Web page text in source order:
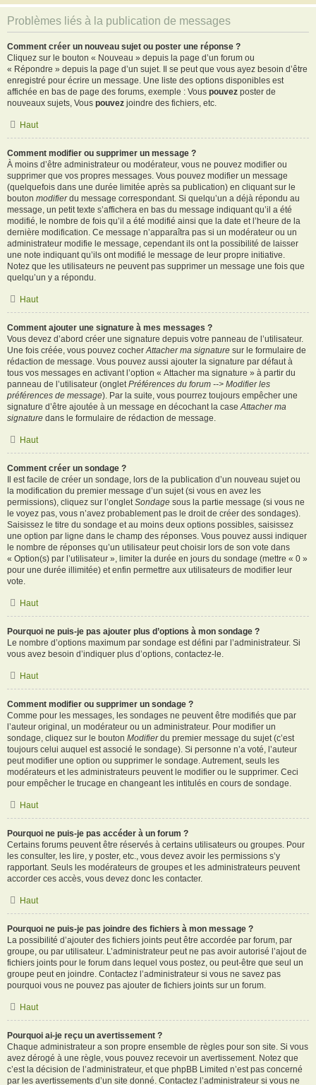
Problèmes liés à la publication de messages
Comment créer un nouveau sujet ou poster une réponse ?
Cliquez sur le bouton « Nouveau » depuis la page d’un forum ou
« Répondre » depuis la page d’un sujet. Il se peut que vous ayez besoin d’être
enregistré pour écrire un message. Une liste des options disponibles est
affichée en bas de page des forums, exemple : Vous pouvez poster de
nouveaux sujets, Vous pouvez joindre des fichiers, etc.
Haut
Comment modifier ou supprimer un message ?
À moins d’être administrateur ou modérateur, vous ne pouvez modifier ou
supprimer que vos propres messages. Vous pouvez modifier un message
(quelquefois dans une durée limitée après sa publication) en cliquant sur le
bouton modifierdu message correspondant. Si quelqu’un a déjà répondu au
message, un petit texte s’affichera en bas du message indiquant qu’il a été
modifié, le nombre de fois qu’il a été modifié ainsi que la date et l’heure de la
dernière modification. Ce message n’apparaîtra pas si un modérateur ou un
administrateur modifie le message, cependant ils ont la possibilité de laisser
une note indiquant qu’ils ont modifié le message de leur propre initiative.
Notez que les utilisateurs ne peuvent pas supprimer un message une fois que
quelqu’un y a répondu.
Haut
Comment ajouter une signature à mes messages ?
Vous devez d’abord créer une signature depuis votre panneau de l’utilisateur.
Une fois créée, vous pouvez cocherAttacher ma signature sur le formulaire de
rédaction de message. Vous pouvez aussi ajouter la signature par défaut à
tous vos messages en activant l’option « Attacher ma signature » à partir du
panneau de l’utilisateur (ongletPréférences du forum --> Modifier les
préférences de message). Par la suite, vous pourrez toujours empêcher une
signature d’être ajoutée à un message en décochant la caseAttacher ma
signature dans le formulaire de rédaction de message.
Haut
Comment créer un sondage ?
Il est facile de créer un sondage, lors de la publication d’un nouveau sujet ou
la modification du premier message d’un sujet (si vous en avez les
permissions), cliquez sur l’ongletSondage sous la partie message (si vous ne
le voyez pas, vous n’avez probablement pas le droit de créer des sondages).
Saisissez le titre du sondage et au moins deux options possibles, saisissez
une option par ligne dans le champ des réponses. Vous pouvez aussi indiquer
le nombre de réponses qu’un utilisateur peut choisir lors de son vote dans
« Option(s) par l’utilisateur », limiter la durée en jours du sondage (mettre « 0 »
pour une durée illimitée) et enfin permettre aux utilisateurs de modifier leur
vote.
Haut
Pourquoi ne puis-je pas ajouter plus d’options à mon sondage ?
Le nombre d’options maximum par sondage est défini par l’administrateur. Si
vous avez besoin d’indiquer plus d’options, contactez-le.
Haut
Comment modifier ou supprimer un sondage ?
Comme pour les messages, les sondages ne peuvent être modifiés que par
l’auteur original, un modérateur ou un administrateur. Pour modifier un
sondage, cliquez sur le bouton Modifierdu premier message du sujet (c’est
toujours celui auquel est associé le sondage). Si personne n’a voté, l’auteur
peut modifier une option ou supprimer le sondage. Autrement, seuls les
modérateurs et les administrateurs peuvent le modifier ou le supprimer. Ceci
pour empêcher le trucage en changeant les intitulés en cours de sondage.
Haut
Pourquoi ne puis-je pas accéder à un forum ?
Certains forums peuvent être réservés à certains utilisateurs ou groupes. Pour
les consulter, les lire, y poster, etc., vous devez avoir les permissions s’y
rapportant. Seuls les modérateurs de groupes et les administrateurs peuvent
accorder ces accès, vous devez donc les contacter.
Haut
Pourquoi ne puis-je pas joindre des fichiers à mon message ?
La possibilité d’ajouter des fichiers joints peut être accordée par forum, par
groupe, ou par utilisateur. L’administrateur peut ne pas avoir autorisé l’ajout de
fichiers joints pour le forum dans lequel vous postez, ou peut-être que seul un
groupe peut en joindre. Contactez l’administrateur si vous ne savez pas
pourquoi vous ne pouvez pas ajouter de fichiers joints sur un forum.
Haut
Pourquoi ai-je reçu un avertissement ?
Chaque administrateur a son propre ensemble de règles pour son site. Si vous
avez dérogé à une règle, vous pouvez recevoir un avertissement. Notez que
c’est la décision de l’administrateur, et que phpBB Limited n’est pas concerné
par les avertissements d’un site donné. Contactez l’administrateur si vous ne